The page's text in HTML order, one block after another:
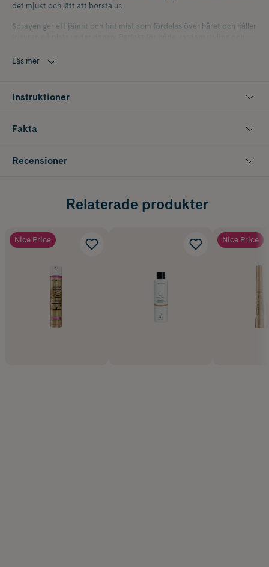
det mjukt och lätt att borsta ur.
Sprayen ger ett jämnt och fint mist som fördelas över håret och håller
samtidigt håller formen.
Läs mer
Instruktioner
Fakta
Recensioner
Relaterade produkter
Nice Price Nice Price